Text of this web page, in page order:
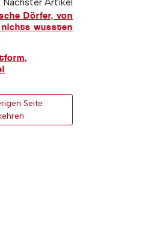
Dörfer, von
nichts wussten
Seite